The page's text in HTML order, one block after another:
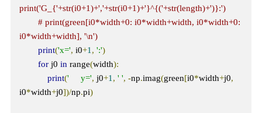
print('G_{'+str(i0+1)+','+str(i0+1)+'}^{('+str(length)+')}:')
# print(green[i0*width+0: i0*width+width, i0*width+0:
i0*width+width], '\n')
print('x=', i0+1 , ':')
for j0 in range(width):
print('     y=', j0+1 , ' ', -np.imag(green[i0*width+j0,
i0*width+j0])/np.pi)